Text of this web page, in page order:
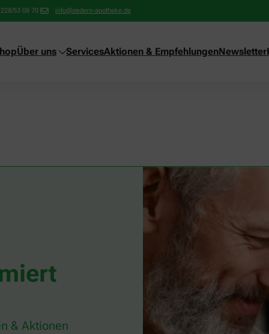
53 08 70 info@zedern-apotheke.de
Über uns ServicesAktionen & EmpfehlungenNewsletter
& Aktionen